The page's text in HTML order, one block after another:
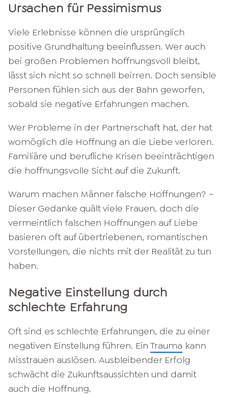
Ursachen für Pessimismus
Viele Erlebnisse können die ursprünglich
positive Grundhaltung beeinflussen. Wer auch
bei großen Problemen hoffnungsvoll bleibt,
lässt sich nicht so schnell beirren. Doch sensible
Personen fühlen sich aus der Bahn geworfen,
sobald sie negative Erfahrungen machen.
Wer Probleme in der Partnerschaft hat, der hat
womöglich die Hoffnung an die Liebe verloren.
Familiäre und berufliche Krisen beeinträchtigen
die hoffnungsvolle Sicht auf die Zukunft.
Warum machen Männer falsche Hoffnungen? –
Dieser Gedanke quält viele Frauen, doch die
vermeintlich falschen Hoffnungen auf Liebe
basieren oft auf übertriebenen, romantischen
Vorstellungen, die nichts mit der Realität zu tun
haben.
Negative Einstellung durch
schlechte Erfahrung
Oft sind es schlechte Erfahrungen, die zu einer
negativen Einstellung führen. Ein Trauma kann
Misstrauen auslösen. Ausbleibender Erfolg
schwächt die Zukunftsaussichten und damit
auch die Hoffnung.